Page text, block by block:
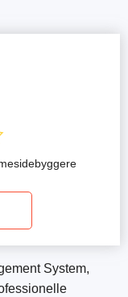
System,